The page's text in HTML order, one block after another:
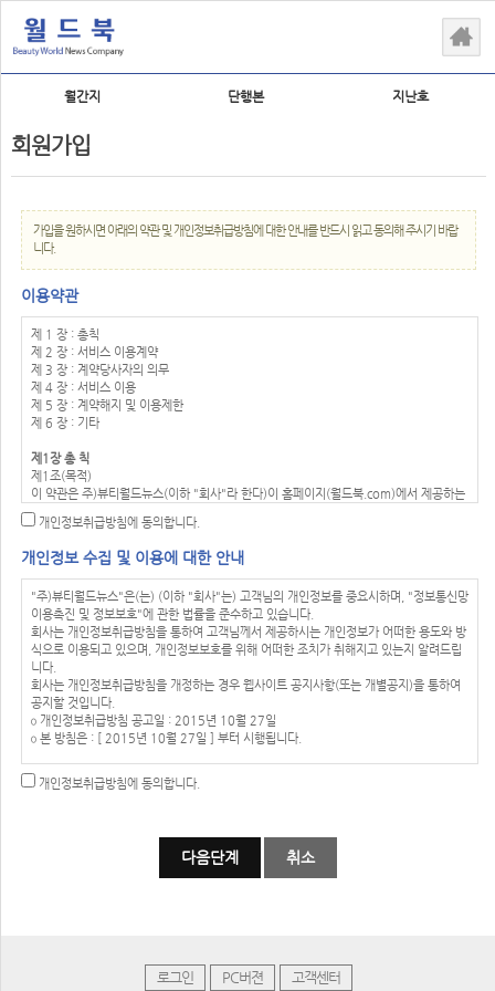
월간지 단행본 지난호
회원가입
가입을 원하시면 아래의 약관 및 개인정보취급방침에 대한 안내를 반드시 읽고 동의해 주시기 바랍
니다.
이용약관
제 1 장 : 총칙
제 2 장 : 서비스 이용계약
제 3 장 : 계약당사자의 의무
제 4 장 : 서비스 이용
제 5 장 : 계약해지 및 이용제한
제 6 장 : 기타
제1장 총 칙
제1조(목적)
이 약관은 주)뷰티월드뉴스(이하 "회사"라 한다)이 홈페이지(월드북.com)에서 제공하는
모든 서비스(이하 "서비스"라 한다)의 이용조건 및 절차에 관한 사항을 규정함을 목적으
로 합니다.
제2조(정의)
이 약관에서 사용하는 용어의 정의는 다음 각 호와 같습니다.
1. 이용자 : 본 약관에 따라 회사가 제공하는 서비스를 받는 자
2. 이용계약 : 서비스 이용과 관련하여 회사와 이용자간에 체결하는 계약
3. 가입 : 회사가 제공하는 신청서 양식에 해당 정보를 기입하고, 본 약관에 동의하여 서비
스 이용계약을 완료시키는행위
4. 회원 : 당 사이트에 회원가입에 필요한 개인정보를 제공하여 회원 등록을 한 자
5. 이용자번호(ID) : 회원 식별과 회원의 서비스 이용을 위하여 이용자가 선정하고 회사가
승인하는 영문자와 숫자의 조합
6. 패스워드(PASSWORD) : 회원의 정보 보호를 위해 이용자 자신이 설정한 영문자와 숫
자, 특수문자의 조합
7. 이용해지 : 회사 또는 회원이 서비스 이용 이후 그 이용계약을 종료시키는 의사표시
회원은 변경된 약관에 동의하지 않을 경우 회원 탈퇴(해지)를 요청할 수 있으며, 변경된
② 회사는 필요하다고 인정되는 경우 이 약관의 내용을 변경할 수 있으며, 변경된 약관은
개인정보취급방침에 동의합니다.
개인정보 수집 및 이용에 대한 안내
"주)뷰티월드뉴스"은(는) (이하 "회사"는) 고객님의 개인정보를 중요시하며, "정보통신망
이용촉진 및 정보보호"에 관한 법률을 준수하고 있습니다.
회사는 개인정보취급방침을 통하여 고객님께서 제공하시는 개인정보가 어떠한 용도와 방
식으로 이용되고 있으며, 개인정보보호를 위해 어떠한 조치가 취해지고 있는지 알려드립
니다.
회사는 개인정보취급방침을 개정하는 경우 웹사이트 공지사항(또는 개별공지)을 통하여
공지할 것입니다.
ο 개인정보취급방침 공고일 : 2015년 10월 27일
ο 본 방침은 : [ 2015년 10월 27일 ] 부터 시행됩니다.
개인정보 수집에 대한 동의
회사는 귀하께서 회사의 개인정보보호방침 또는 이용약관의 내용에 대해 「동의한다」버튼
ο 회사는 만14세 미만 아동의 개인정보를 수집하는 경우 법정대리인의 동의를 받습니다.
회사는 회원가입, 상담, 서비스 신청 등등을 위해 아래와 같은 개인정보를 수집하고 있습
개인정보취급방침에 동의합니다.
로그인 PC버젼 고객센터